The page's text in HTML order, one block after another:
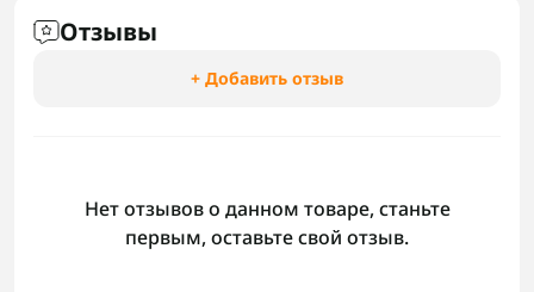
Отзывы
+ Добавить отзыв
Нет отзывов о данном товаре, станьте
первым, оставьте свой отзыв.